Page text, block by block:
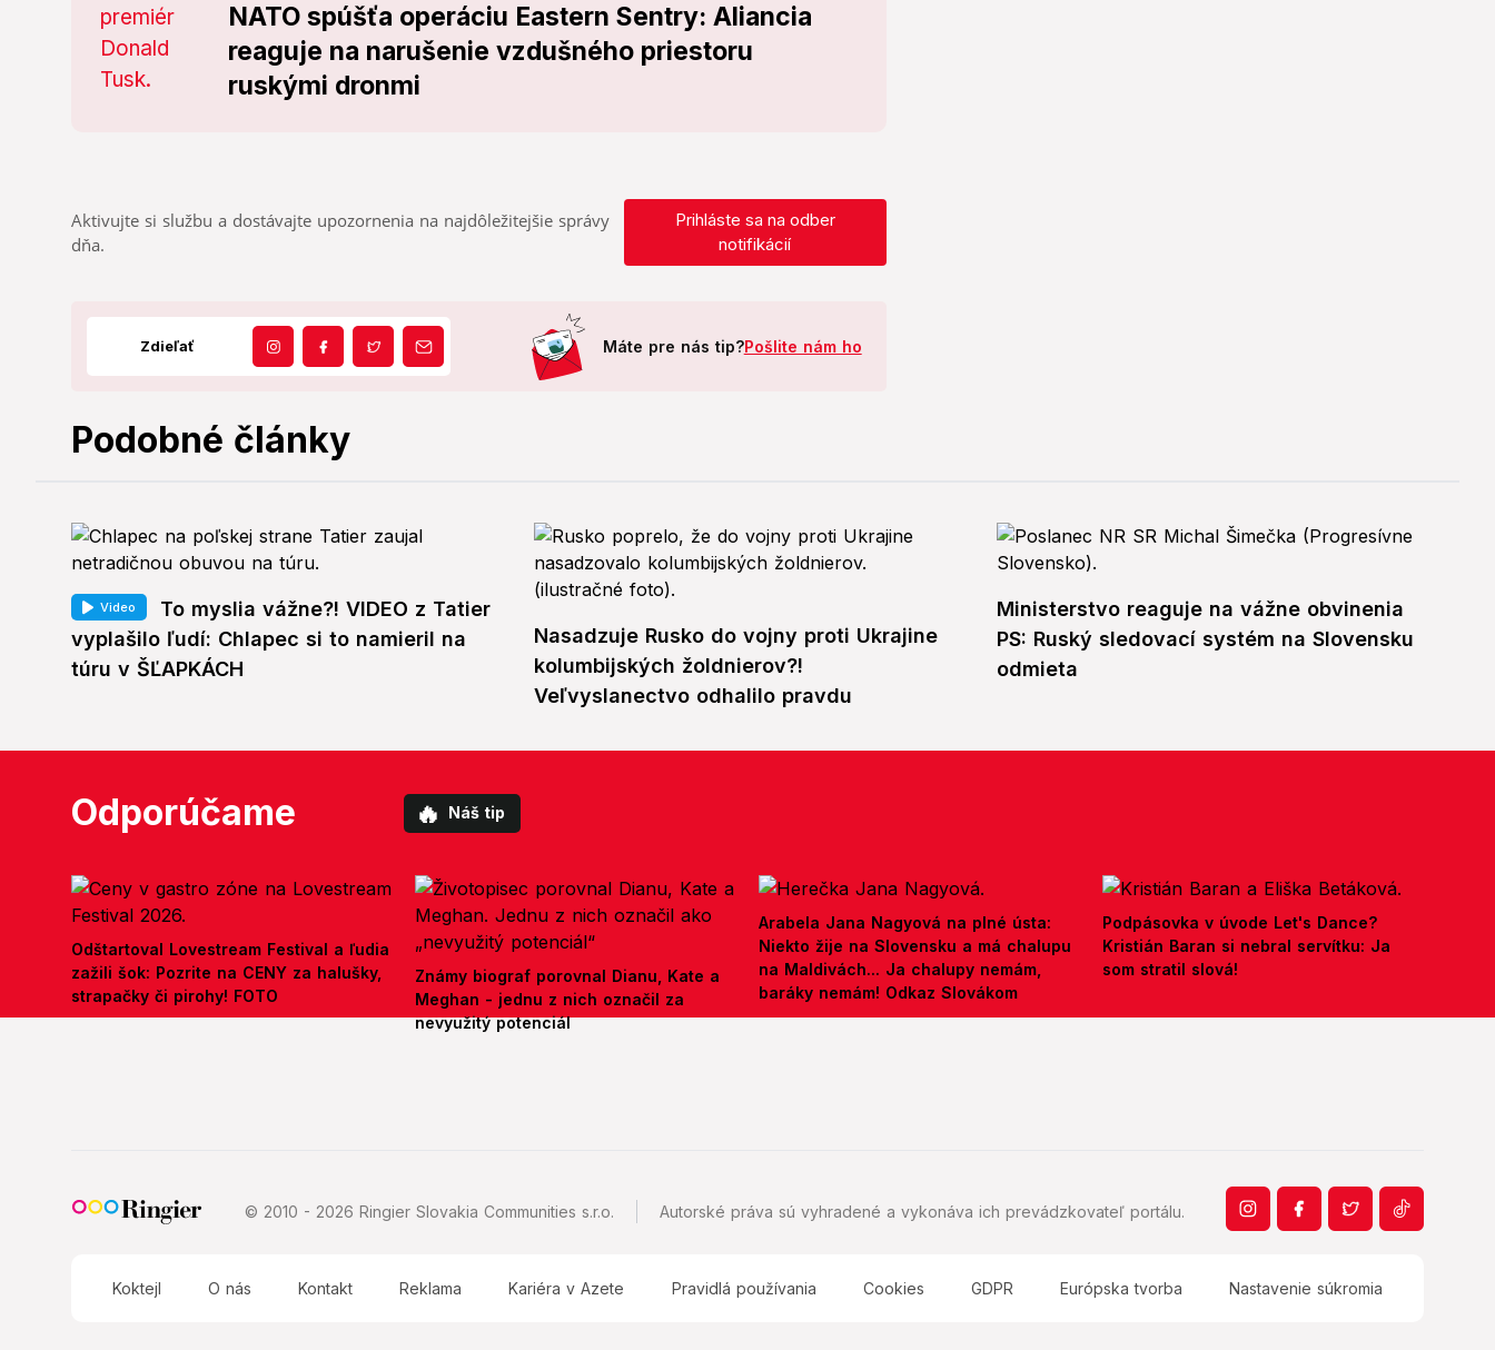
NATO spúšťa operáciu Eastern Sentry: Aliancia
reaguje na narušenie vzdušného priestoru
ruskými dronmi
Aktivujte si službu a dostávajte upozornenia na najdôležitejšie správy
dňa.
Prihláste sa na odber
notifikácií
Zdieľať Máte pre nás tip?Pošlite nám ho
Podobné články
Video
To myslia vážne?! VIDEO z Tatier
vyplašilo ľudí: Chlapec si to namieril na
túru v ŠĽAPKÁCH
Nasadzuje Rusko do vojny proti Ukrajine
kolumbijských žoldnierov?!
Veľvyslanectvo odhalilo pravdu
Ministerstvo reaguje na vážne obvinenia
PS: Ruský sledovací systém na Slovensku
odmieta
Odporúčame 🔥 Náš tip
Odštartoval Lovestream Festival a ľudia
zažili šok: Pozrite na CENY za halušky,
strapačky či pirohy! FOTO
Známy biograf porovnal Dianu, Kate a
Meghan - jednu z nich označil za
nevyužitý potenciál
Arabela Jana Nagyová na plné ústa:
Niekto žije na Slovensku a má chalupu
na Maldivách... Ja chalupy nemám,
baráky nemám! Odkaz Slovákom
Podpásovka v úvode Let's Dance?
Kristián Baran si nebral servítku: Ja
som stratil slová!
© 2010 - 2026 Ringier Slovakia Communities s.r.o. Autorské práva sú vyhradené a vykonáva ich prevádzkovateľ portálu.
Koktejl O nás Kontakt Reklama Kariéra v Azete Pravidlá používania Cookies GDPR Európska tvorba Nastavenie súkromia